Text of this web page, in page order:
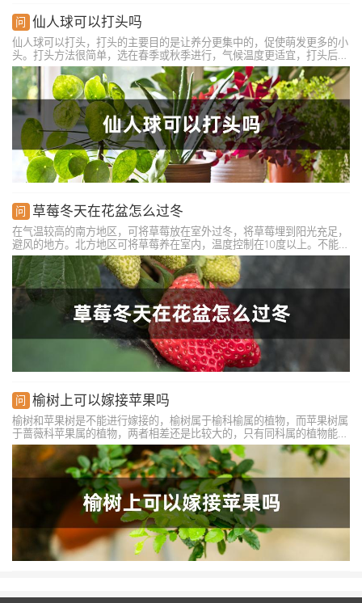
仙人球可以打头吗
仙人球可以打头，打头的主要目的是让养分更集中的，促使萌发更多的小
头。打头方法很简单，选在春季或秋季进行，气候温度更适宜，打头后很
快便可恢复生长。工具要选锋利的，先消毒。备好后直接砍掉一部分就
行。然后养护在通风，温暖且干燥的环境下，等伤口愈合后就可恢复管
理。
草莓冬天在花盆怎么过冬
在气温较高的南方地区，可将草莓放在室外过冬，将草莓埋到阳光充足，
避风的地方。北方地区可将草莓养在室内，温度控制在10度以上。不能缺
少阳光照射，可以多见阳光，能利于草莓茁壮生长。冬天时不能浇水太频
繁，可以一周浇水1-2次，冬天时可以不给草莓施肥，如果生长旺盛，也
可以适量追点有机肥。
榆树上可以嫁接苹果吗
榆树和苹果树是不能进行嫁接的，榆树属于榆科榆属的植物，而苹果树属
于蔷薇科苹果属的植物，两者相差还是比较大的，只有同科属的植物能够
互相嫁接并且成活，不同科属的植物是不能嫁接的，成活的几率非常小，
即便是成活了，在过了一段时间之后就会慢慢的枯萎死亡了。